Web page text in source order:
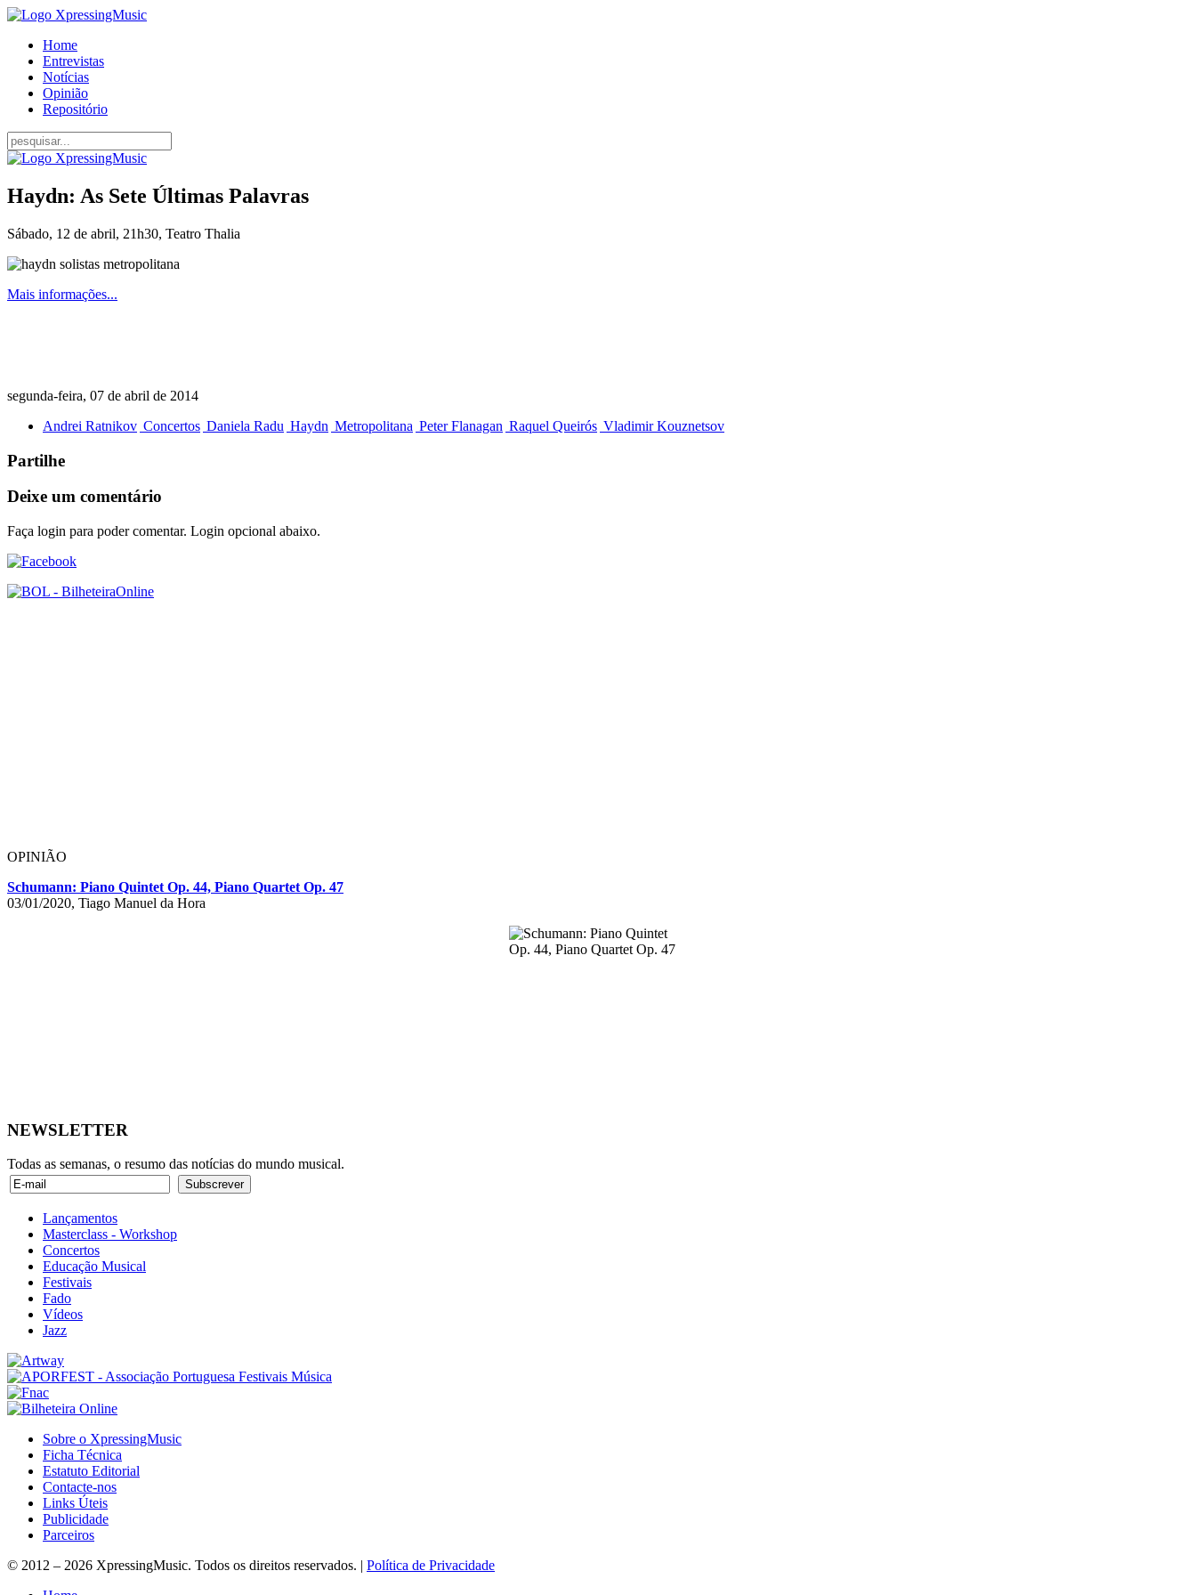
Home
Entrevistas
Notícias
Opinião
Repositório
Haydn: As Sete Últimas Palavras
Sábado, 12 de abril, 21h30, Teatro Thalia
Mais informações...
segunda-feira, 07 de abril de 2014
Andrei Ratnikov Concertos Daniela Radu Haydn Metropolitana Peter Flanagan Raquel Queirós Vladimir Kouznetsov
Partilhe
Deixe um comentário
Faça login para poder comentar. Login opcional abaixo.
OPINIÃO
Schumann: Piano Quintet Op. 44, Piano Quartet Op. 47
03/01/2020, Tiago Manuel da Hora
NEWSLETTER
Todas as semanas, o resumo das notícias do mundo musical.
Lançamentos
Masterclass - Workshop
Concertos
Educação Musical
Festivais
Fado
Vídeos
Jazz
Sobre o XpressingMusic
Ficha Técnica
Estatuto Editorial
Contacte-nos
Links Úteis
Publicidade
Parceiros
© 2012 – 2026 XpressingMusic. Todos os direitos reservados. | Política de Privacidade